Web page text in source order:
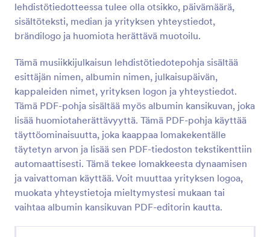
lehdistötiedotteessa tulee olla otsikko, päivämäärä,
sisältöteksti, median ja yrityksen yhteystiedot,
brändilogo ja huomiota herättävä muotoilu.
Tämä musiikkijulkaisun lehdistötiedotepohja sisältää
esittäjän nimen, albumin nimen, julkaisupäivän,
kappaleiden nimet, yrityksen logon ja yhteystiedot.
Tämä PDF-pohja sisältää myös albumin kansikuvan, joka
lisää huomiotaherättävyyttä. Tämä PDF-pohja käyttää
täyttöominaisuutta, joka kaappaa lomakekentälle
täytetyn arvon ja lisää sen PDF-tiedoston tekstikenttiin
automaattisesti. Tämä tekee lomakkeesta dynaamisen
ja vaivattoman käyttää. Voit muuttaa yrityksen logoa,
muokata yhteystietoja mieltymystesi mukaan tai
vaihtaa albumin kansikuvan PDF-editorin kautta.